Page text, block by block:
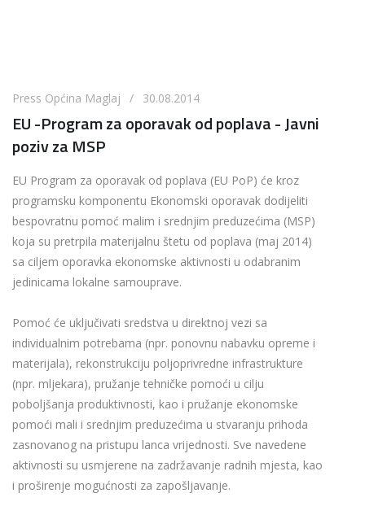
Press Općina Maglaj / 30.08.2014
EU -Program za oporavak od poplava - Javni
poziv za MSP
EU Program za oporavak od poplava (EU PoP) će kroz
programsku komponentu Ekonomski oporavak dodijeliti
bespovratnu pomoć malim i srednjim preduzećima (MSP)
koja su pretrpila materijalnu štetu od poplava (maj 2014)
sa ciljem oporavka ekonomske aktivnosti u odabranim
jedinicama lokalne samouprave.
Pomoć će uključivati sredstva u direktnoj vezi sa
individualnim potrebama (npr. ponovnu nabavku opreme i
materijala), rekonstrukciju poljoprivredne infrastrukture
(npr. mljekara), pružanje tehničke pomoći u cilju
poboljšanja produktivnosti, kao i pružanje ekonomske
pomoći mali i srednjim preduzećima u stvaranju prihoda
zasnovanog na pristupu lanca vrijednosti. Sve navedene
aktivnosti su usmjerene na zadržavanje radnih mjesta, kao
i proširenje mogućnosti za zapošljavanje.